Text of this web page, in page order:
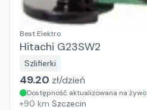
Best Elektro
Hitachi G23SW2
Szlifierki
49.20 zł/dzień
Dostępność aktualizowana na żywo
+90 km Szczecin